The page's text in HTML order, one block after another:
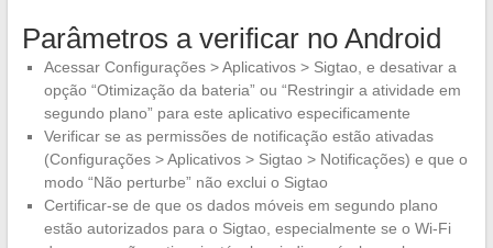
Parâmetros a verificar no Android
Acessar Configurações > Aplicativos > Sigtao, e desativar a
opção “Otimização da bateria” ou “Restringir a atividade em
segundo plano” para este aplicativo especificamente
Verificar se as permissões de notificação estão ativadas
(Configurações > Aplicativos > Sigtao > Notificações) e que o
modo “Não perturbe” não exclui o Sigtao
Certificar-se de que os dados móveis em segundo plano
estão autorizados para o Sigtao, especialmente se o Wi-Fi